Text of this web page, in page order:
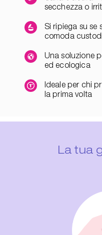
secchezza o
Si ripiega su se
comoda
Una soluzione
ed ecologica
Ideale per chi
la prima volta
La tua